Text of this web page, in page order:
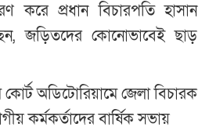
করে প্রধান বিচারপতি হাসান
জড়িতদের কোনোভাবেই ছাড়
অডিটোরিয়ামে জেলা বিচারক
কর্মকর্তাদের বার্ষিক সভায়